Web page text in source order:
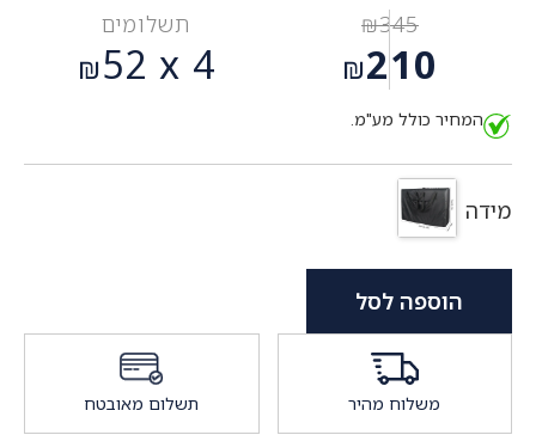
₪345
המחיר
המקורי
היה:
₪210
הנוכחי
הוא:
תשלומים
4 x
₪52
המחיר כולל מע"מ.
מידה
הוספה לסל
משלוח מהיר תשלום מאובטח